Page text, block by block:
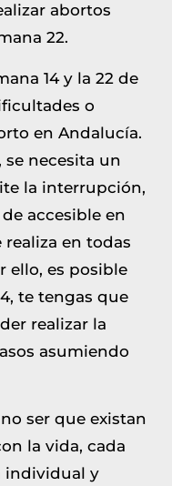
abortos
22.
14 y la 22 de
o
en Andalucía.
necesita un
la interrupción,
accesible en
realiza en todas
ello, es posible
te tengas que
realizar la
asumiendo
ser que existan
la vida, cada
individual y